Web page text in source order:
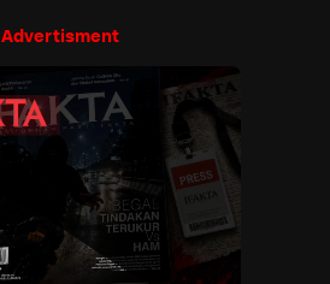
Advertisment